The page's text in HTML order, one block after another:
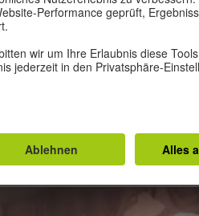
KARNEVAL“
Swetlana Gratschjowa